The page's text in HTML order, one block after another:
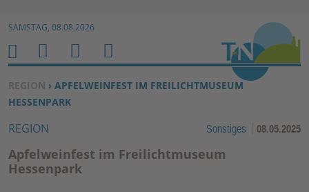
Zum Inhalt springen ↓
SAMSTAG, 08.08.2026
SIE BEFINDEN SICH HIER:
REGION › APFELWEINFEST IM FREILICHTMUSEUM
HESSENPARK
REGION Sonstiges 08.05.2025
Apfelweinfest im Freilichtmuseum
Hessenpark
H
O
M
E
M
E
N
U
S
U
C
N
B
E
Z